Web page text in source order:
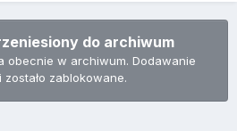
do archiwum
obecnie w archiwum. Dodawanie
zablokowane.